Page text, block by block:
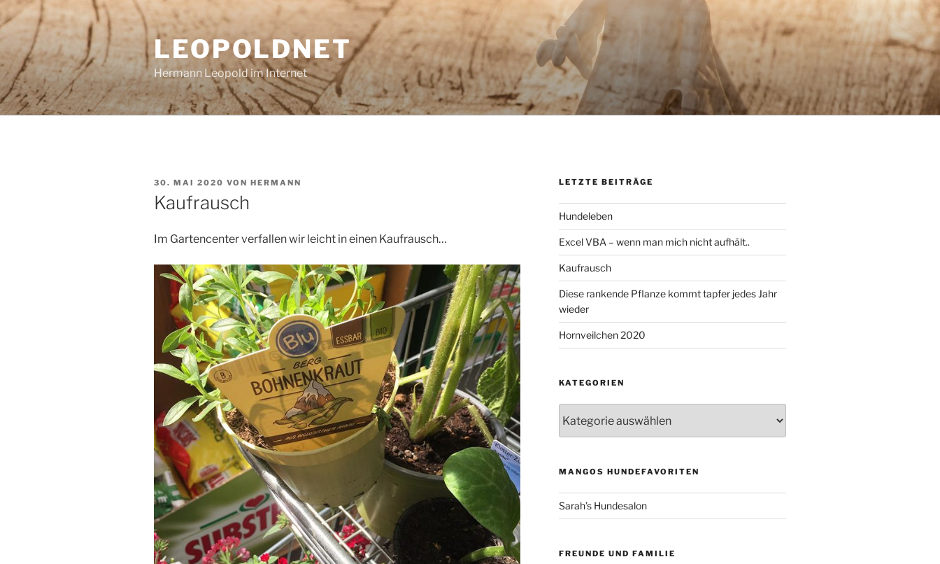
Zum
Inhalt
springen
LEOPOLDNET
Hermann Leopold im Internet
VERÖFFENTLICHT
AM
30. MAI 2020 VON HERMANN
Kaufrausch
Im Gartencenter verfallen wir leicht in einen Kaufrausch…
LETZTE BEITRÄGE
Hundeleben
Excel VBA – wenn man mich nicht aufhält..
Kaufrausch
Diese rankende Pflanze kommt tapfer jedes Jahr
wieder
Hornveilchen 2020
KATEGORIEN
MANGOS HUNDEFAVORITEN
Sarah’s Hundesalon
FREUNDE UND FAMILIE